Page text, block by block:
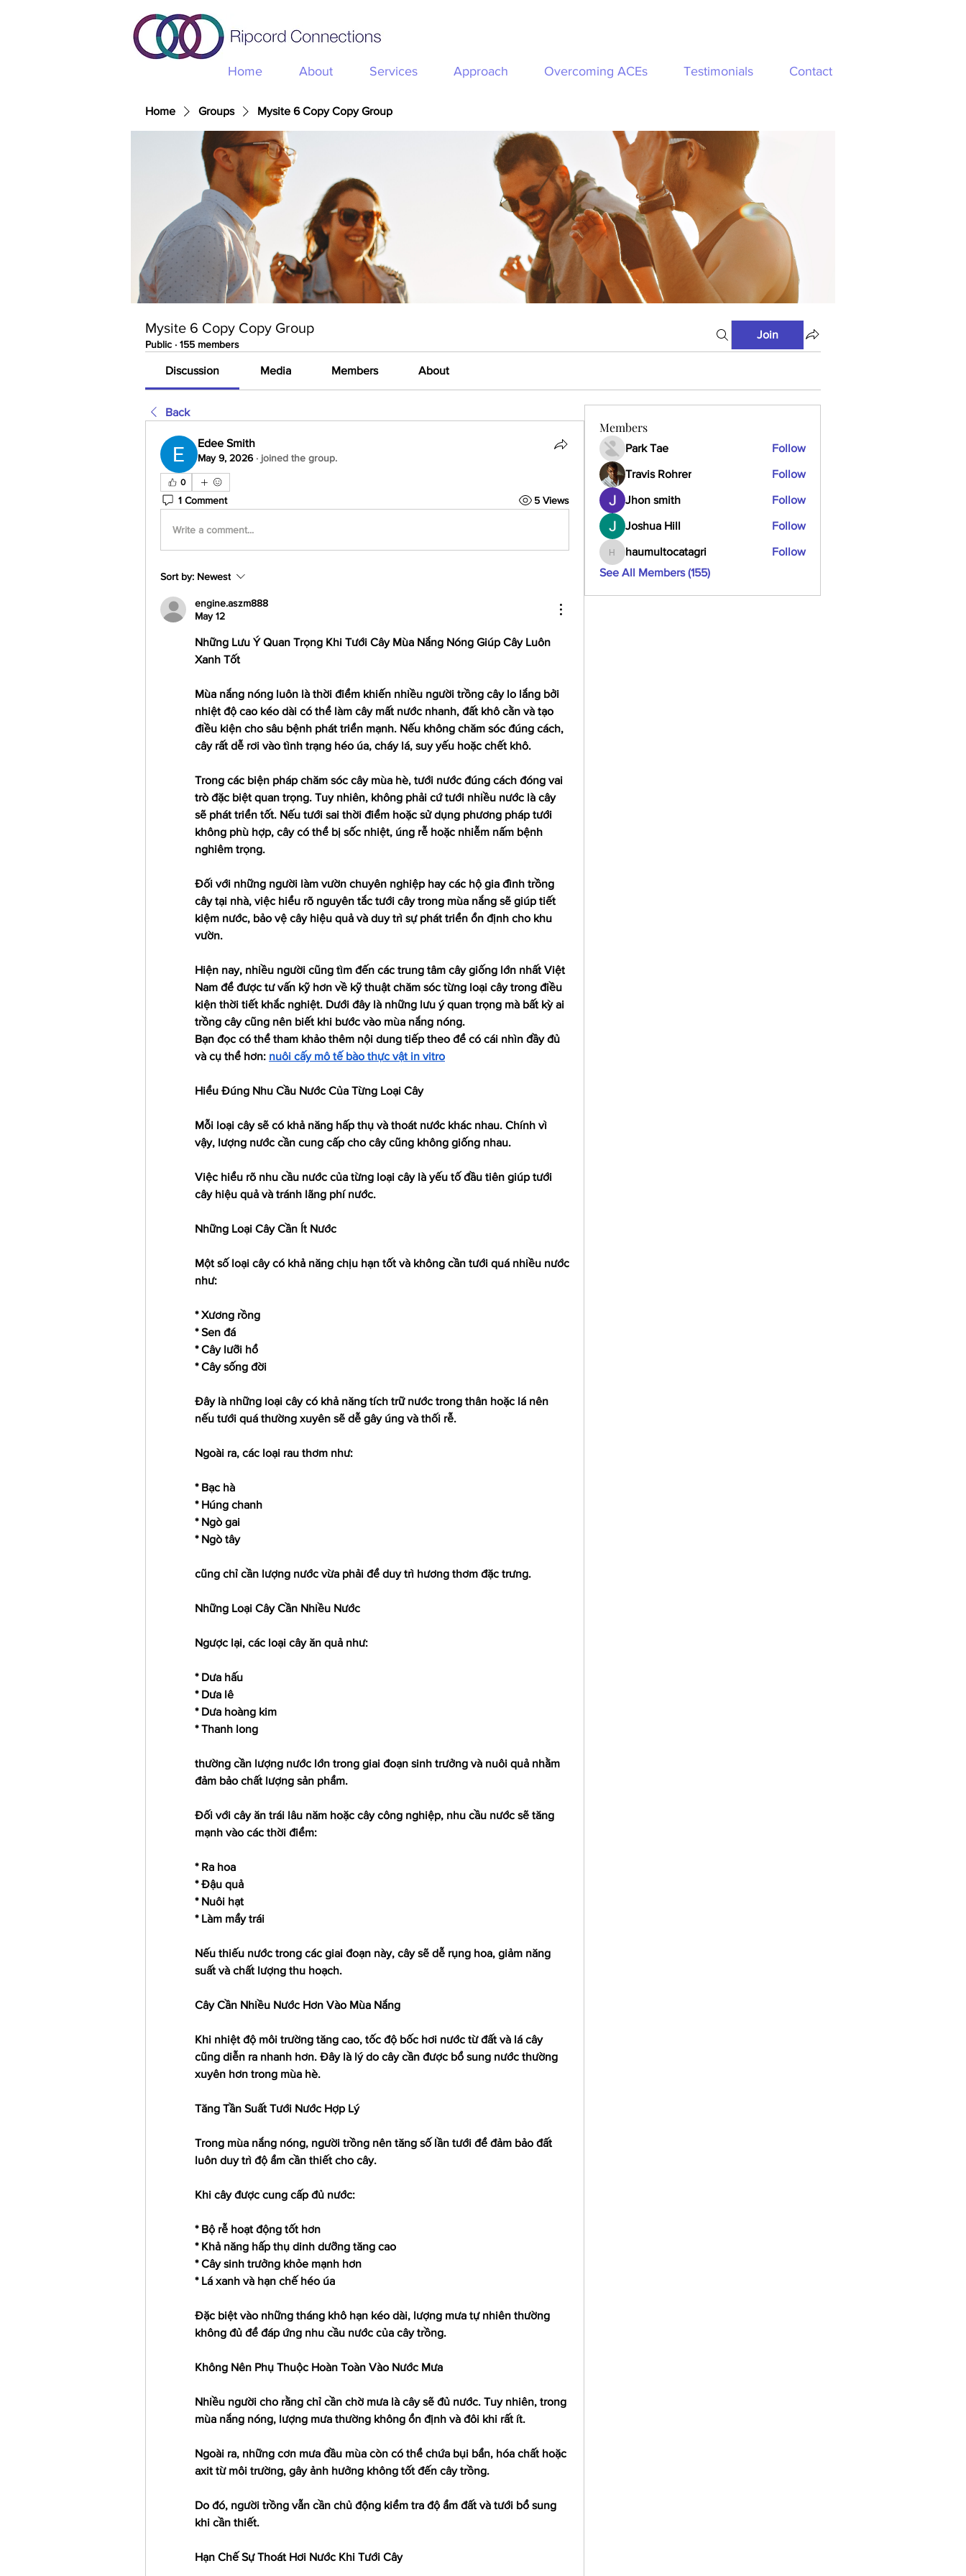
Home About Services Approach Overcoming ACEs Testimonials Contact
Home Groups Mysite 6 Copy Copy Group
Mysite 6 Copy Copy Group
Public · 155 members
Join
Discussion Media Members About
Back
Edee Smith
May 9, 2026· joined the group.
0
1 Comment 5 Views
Write a comment...
Sort by: Newest
engine.aszm888
May 12
Những Lưu Ý Quan Trọng Khi Tưới Cây Mùa Nắng Nóng Giúp Cây Luôn
Xanh Tốt
Mùa nắng nóng luôn là thời điểm khiến nhiều người trồng cây lo lắng bởi
nhiệt độ cao kéo dài có thể làm cây mất nước nhanh, đất khô cằn và tạo
điều kiện cho sâu bệnh phát triển mạnh. Nếu không chăm sóc đúng cách,
cây rất dễ rơi vào tình trạng héo úa, cháy lá, suy yếu hoặc chết khô.
Trong các biện pháp chăm sóc cây mùa hè, tưới nước đúng cách đóng vai
trò đặc biệt quan trọng. Tuy nhiên, không phải cứ tưới nhiều nước là cây
sẽ phát triển tốt. Nếu tưới sai thời điểm hoặc sử dụng phương pháp tưới
không phù hợp, cây có thể bị sốc nhiệt, úng rễ hoặc nhiễm nấm bệnh
nghiêm trọng.
Đối với những người làm vườn chuyên nghiệp hay các hộ gia đình trồng
cây tại nhà, việc hiểu rõ nguyên tắc tưới cây trong mùa nắng sẽ giúp tiết
kiệm nước, bảo vệ cây hiệu quả và duy trì sự phát triển ổn định cho khu
vườn.
Hiện nay, nhiều người cũng tìm đến các trung tâm cây giống lớn nhất Việt
Nam để được tư vấn kỹ hơn về kỹ thuật chăm sóc từng loại cây trong điều
kiện thời tiết khắc nghiệt. Dưới đây là những lưu ý quan trọng mà bất kỳ ai
trồng cây cũng nên biết khi bước vào mùa nắng nóng.
Bạn đọc có thể tham khảo thêm nội dung tiếp theo để có cái nhìn đầy đủ
và cụ thể hơn: nuôi cấy mô tế bào thực vật in vitro
Hiểu Đúng Nhu Cầu Nước Của Từng Loại Cây
Mỗi loại cây sẽ có khả năng hấp thụ và thoát nước khác nhau. Chính vì
vậy, lượng nước cần cung cấp cho cây cũng không giống nhau.
Việc hiểu rõ nhu cầu nước của từng loại cây là yếu tố đầu tiên giúp tưới
cây hiệu quả và tránh lãng phí nước.
Những Loại Cây Cần Ít Nước
Một số loại cây có khả năng chịu hạn tốt và không cần tưới quá nhiều nước
như:
* Xương rồng
* Sen đá
* Cây lưỡi hổ
* Cây sống đời
Đây là những loại cây có khả năng tích trữ nước trong thân hoặc lá nên
nếu tưới quá thường xuyên sẽ dễ gây úng và thối rễ.
Ngoài ra, các loại rau thơm như:
* Bạc hà
* Húng chanh
* Ngò gai
* Ngò tây
cũng chỉ cần lượng nước vừa phải để duy trì hương thơm đặc trưng.
Những Loại Cây Cần Nhiều Nước
Ngược lại, các loại cây ăn quả như:
* Dưa hấu
* Dưa lê
* Dưa hoàng kim
* Thanh long
thường cần lượng nước lớn trong giai đoạn sinh trưởng và nuôi quả nhằm
đảm bảo chất lượng sản phẩm.
Đối với cây ăn trái lâu năm hoặc cây công nghiệp, nhu cầu nước sẽ tăng
mạnh vào các thời điểm:
* Ra hoa
* Đậu quả
* Nuôi hạt
* Làm mẩy trái
Nếu thiếu nước trong các giai đoạn này, cây sẽ dễ rụng hoa, giảm năng
suất và chất lượng thu hoạch.
Cây Cần Nhiều Nước Hơn Vào Mùa Nắng
Khi nhiệt độ môi trường tăng cao, tốc độ bốc hơi nước từ đất và lá cây
cũng diễn ra nhanh hơn. Đây là lý do cây cần được bổ sung nước thường
xuyên hơn trong mùa hè.
Tăng Tần Suất Tưới Nước Hợp Lý
Trong mùa nắng nóng, người trồng nên tăng số lần tưới để đảm bảo đất
luôn duy trì độ ẩm cần thiết cho cây.
Khi cây được cung cấp đủ nước:
* Bộ rễ hoạt động tốt hơn
* Khả năng hấp thụ dinh dưỡng tăng cao
* Cây sinh trưởng khỏe mạnh hơn
* Lá xanh và hạn chế héo úa
Đặc biệt vào những tháng khô hạn kéo dài, lượng mưa tự nhiên thường
không đủ để đáp ứng nhu cầu nước của cây trồng.
Không Nên Phụ Thuộc Hoàn Toàn Vào Nước Mưa
Nhiều người cho rằng chỉ cần chờ mưa là cây sẽ đủ nước. Tuy nhiên, trong
mùa nắng nóng, lượng mưa thường không ổn định và đôi khi rất ít.
Ngoài ra, những cơn mưa đầu mùa còn có thể chứa bụi bẩn, hóa chất hoặc
axit từ môi trường, gây ảnh hưởng không tốt đến cây trồng.
Do đó, người trồng vẫn cần chủ động kiểm tra độ ẩm đất và tưới bổ sung
khi cần thiết.
Hạn Chế Sự Thoát Hơi Nước Khi Tưới Cây
Members
Park Tae Follow
Travis Rohrer Follow
Jhon smith Follow
Joshua Hill Follow
haumultocatagri
haumultocatagri
Follow
See All Members (155)